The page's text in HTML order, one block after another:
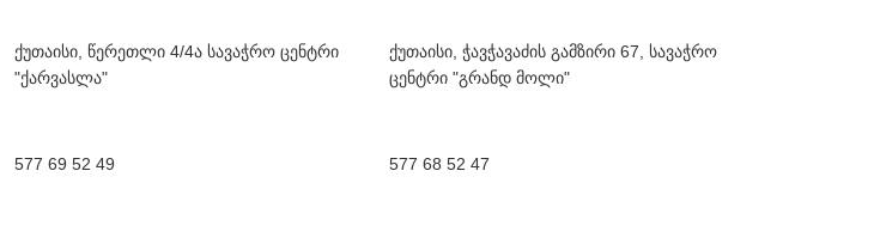
ქუთაისი, წერეთლი 4/4ა სავაჭრო ცენტრი
"ქარვასლა"
577 69 52 49
ქუთაისი, ჭავჭავაძის გამზირი 67, სავაჭრო
ცენტრი "გრანდ მოლი"
577 68 52 47